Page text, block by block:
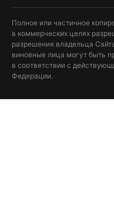
Полное или частичное
в коммерческих целях
разрешения владельца
виновные лица могут быть
в соответствии с
Федерации.